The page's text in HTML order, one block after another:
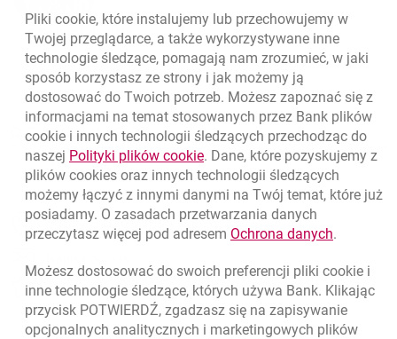
otwiera się w nowej karcie
otwiera się w nowej karcie
otwiera się w nowej karcie
Powrót do listy
Nawigacja dolna
Zadzwoń do nas
801 331 331
(+48) 22 598 40 40
Migam
Znajdź placówkę lub bankomat otwiera się w nowej karcie
Oceń nas otwiera się w nowej karcie
Pliki cookie, które instalujemy lub przechowujemy w
Twojej przeglądarce, a także wykorzystywane inne
technologie śledzące, pomagają nam zrozumieć, w jaki
sposób korzystasz ze strony i jak możemy ją
dostosować do Twoich potrzeb. Możesz zapoznać się z
informacjami na temat stosowanych przez Bank plików
cookie i innych technologii śledzących przechodząc do
naszej Polityki plików cookielink otwiera się w nowym oknie
. Dane, które pozyskujemy z
plików cookies oraz innych technologii śledzących
możemy łączyć z innymi danymi na Twój temat, które już
posiadamy. O zasadach przetwarzania danych
przeczytasz więcej pod adresem Ochrona danychlink
.
Możesz dostosować do swoich preferencji pliki cookie i
inne technologie śledzące, których używa Bank. Klikając
przycisk POTWIERDŹ, zgadzasz się na zapisywanie
opcjonalnych analitycznych i marketingowych plików